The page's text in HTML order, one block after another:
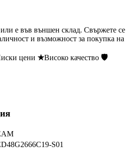
е във външен склад. Свържете се
и възможност за покупка на
цени ★Високо качество 🛡
S01